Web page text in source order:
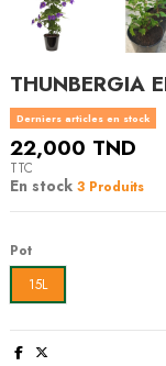
Derniers articles en stock
22,000 TND
TTC
En stock 3 Produits
Pot
15L